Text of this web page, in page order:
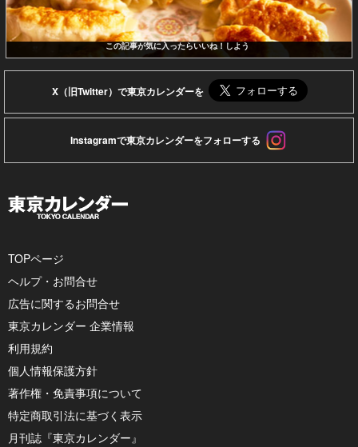
この記事が気に入ったらいいね！しよう
X（旧Twitter）で東京カレンダーを
Instagramで東京カレンダーをフォローする
TOPページ
ヘルプ・お問合せ
広告に関するお問合せ
東京カレンダー 企業情報
利用規約
個人情報保護方針
著作権・免責事項について
特定商取引法に基づく表示
月刊誌『東京カレンダー』